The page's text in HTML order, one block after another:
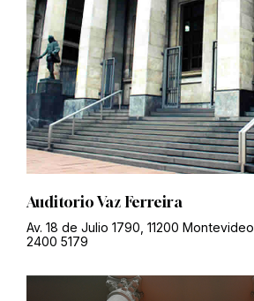
Auditorio Vaz Ferreira
Av. 18 de Julio 1790, 11200 Montevideo
2400 5179